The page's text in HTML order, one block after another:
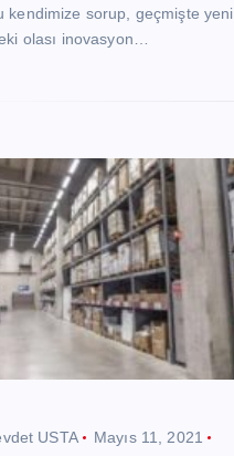
kendimize sorup, geçmişte
olası inovasyon…
USTA
Mayıs 11, 2021